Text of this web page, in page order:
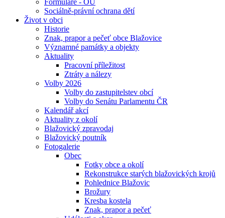
Formuláře - OÚ
Sociálně-právní ochrana dětí
Život v obci
Historie
Znak, prapor a pečeť obce Blažovice
Významné památky a objekty
Aktuality
Pracovní příležitost
Ztráty a nálezy
Volby 2026
Volby do zastupitelstev obcí
Volby do Senátu Parlamentu ČR
Kalendář akcí
Aktuality z okolí
Blažovický zpravodaj
Blažovický poutník
Fotogalerie
Obec
Fotky obce a okolí
Rekonstrukce starých blažovických krojů
Pohlednice Blažovic
Brožury
Kresba kostela
Znak, prapor a pečeť